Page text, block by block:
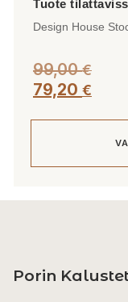
Design House
99,00€
79,20 €
muunnelma.
Porin